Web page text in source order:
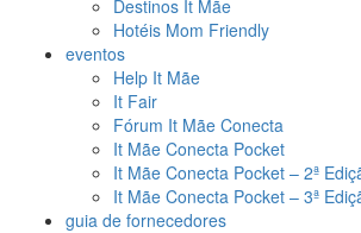
Destinos It Mãe
Hotéis Mom Friendly
eventos
Help It Mãe
It Fair
Fórum It Mãe Conecta
It Mãe Conecta Pocket
It Mãe Conecta Pocket – 2ª
It Mãe Conecta Pocket – 3ª
guia de fornecedores